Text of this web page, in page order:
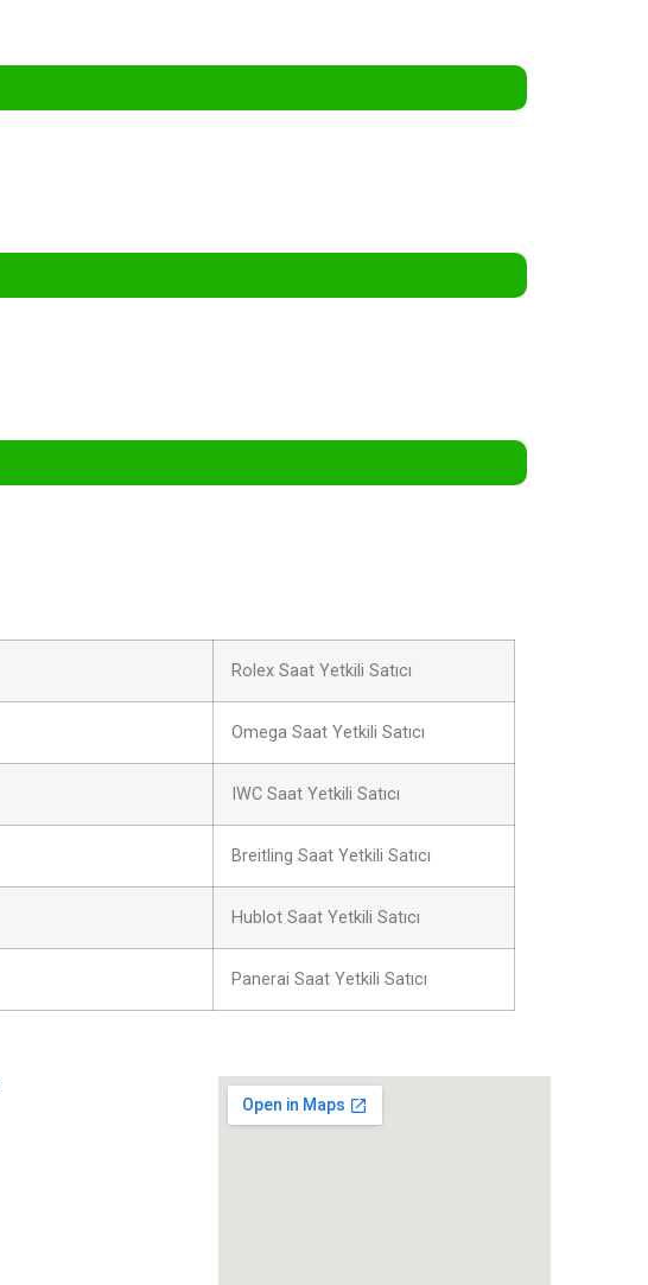
Rolex Saat Yetkili Satıcı
Omega Saat Yetkili Satıcı
IWC Saat Yetkili Satıcı
Breitling Saat Yetkili Satıcı
Hublot Saat Yetkili Satıcı
Panerai Saat Yetkili Satıcı